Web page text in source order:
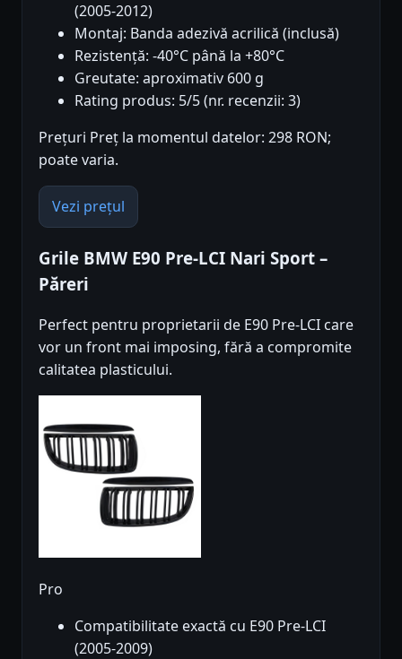
(2005-2012)
Montaj: Banda adezivă acrilică (inclusă)
Rezistență: -40°C până la +80°C
Greutate: aproximativ 600 g
Rating produs: 5/5 (nr. recenzii: 3)
Prețuri Preț la momentul datelor: 298 RON;
poate varia.
Vezi prețul
Grile BMW E90 Pre-LCI Nari Sport –
Păreri
Perfect pentru proprietarii de E90 Pre-LCI care
vor un front mai imposing, fără a compromite
calitatea plasticului.
Pro
Compatibilitate exactă cu E90 Pre-LCI
(2005-2009)